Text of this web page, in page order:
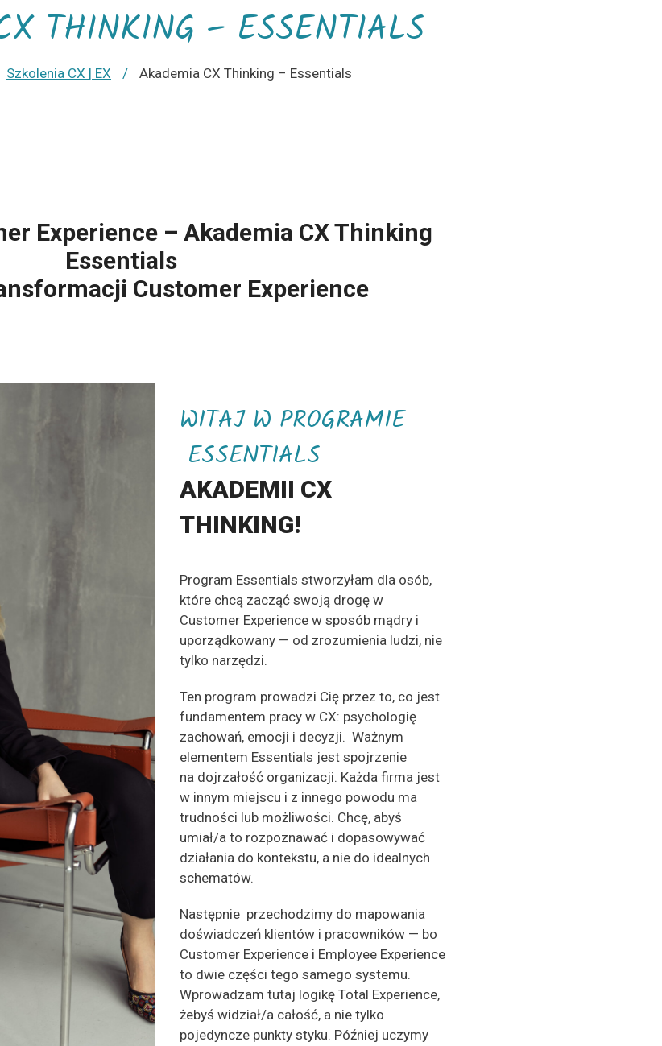
THINKING – ESSENTIALS
Szkolenia CX | EX / Akademia CX Thinking – Essentials
Experience – Akademia CX Thinking
Essentials
Customer Experience
WITAJ W PROGRAMIE
ESSENTIALS
AKADEMII CX
THINKING!
Program Essentials stworzyłam dla osób,
które chcą zacząć swoją drogę w
Customer Experience w sposób mądry i
uporządkowany — od zrozumienia ludzi, nie
tylko narzędzi.
Ten program prowadzi Cię przez to, co jest
fundamentem pracy w CX: psychologię
zachowań, emocji i decyzji. Ważnym
elementem Essentials jest spojrzenie
na dojrzałość organizacji. Każda firma jest
w innym miejscu i z innego powodu ma
trudności lub możliwości. Chcę, abyś
umiał/a to rozpoznawać i dopasowywać
działania do kontekstu, a nie do idealnych
schematów.
Następnie przechodzimy do mapowania
doświadczeń klientów i pracowników — bo
Customer Experience i Employee Experience
to dwie części tego samego systemu.
Wprowadzam tutaj logikę Total Experience,
żebyś widział/a całość, a nie tylko
pojedyncze punkty styku. Później uczymy